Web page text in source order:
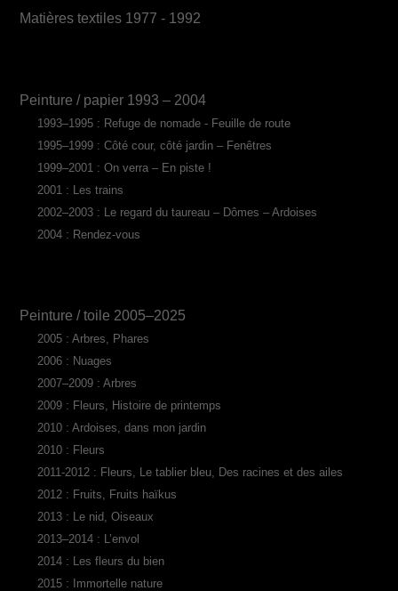
Matières textiles 1977 - 1992
Peinture / papier 1993 – 2004
1993–1995 : Refuge de nomade - Feuille de route
1995–1999 : Côté cour, côté jardin – Fenêtres
1999–2001 : On verra – En piste !
2001 : Les trains
2002–2003 : Le regard du taureau – Dômes – Ardoises
2004 : Rendez-vous
Peinture / toile 2005–2025
2005 : Arbres, Phares
2006 : Nuages
2007–2009 : Arbres
2009 : Fleurs, Histoire de printemps
2010 : Ardoises, dans mon jardin
2010 : Fleurs
2011-2012 : Fleurs, Le tablier bleu, Des racines et des ailes
2012 : Fruits, Fruits haïkus
2013 : Le nid, Oiseaux
2013–2014 : L’envol
2014 : Les fleurs du bien
2015 : Immortelle nature